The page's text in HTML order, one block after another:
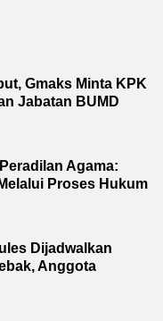
Gmaks Minta KPK
Jabatan BUMD
Agama:
Proses Hukum
Dijadwalkan
Anggota